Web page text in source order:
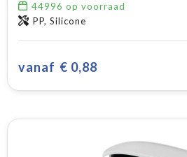
44996 op voorraad
PP, Silicone
vanaf € 0,88